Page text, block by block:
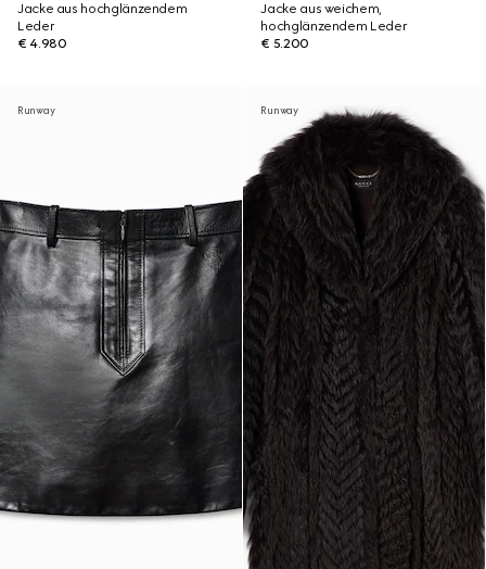
Jacke aus hochglänzendem
Leder
€ 4.980
Jacke aus weichem,
hochglänzendem Leder
€ 5.200
Runway Runway